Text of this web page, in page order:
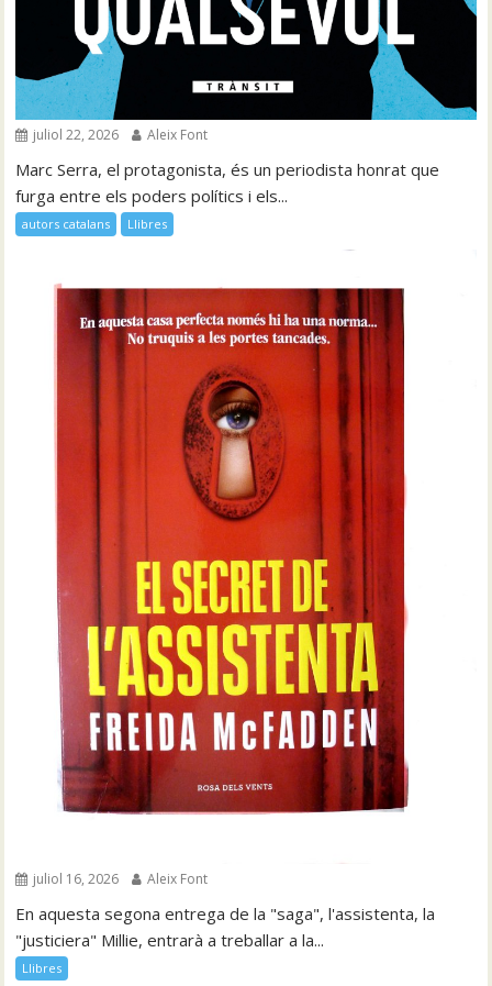
juliol 22, 2026 Aleix Font
Marc Serra, el protagonista, és un periodista honrat que
furga entre els poders polítics i els...
autors catalans Llibres
juliol 16, 2026 Aleix Font
En aquesta segona entrega de la "saga", l'assistenta, la
"justiciera" Millie, entrarà a treballar a la...
Llibres